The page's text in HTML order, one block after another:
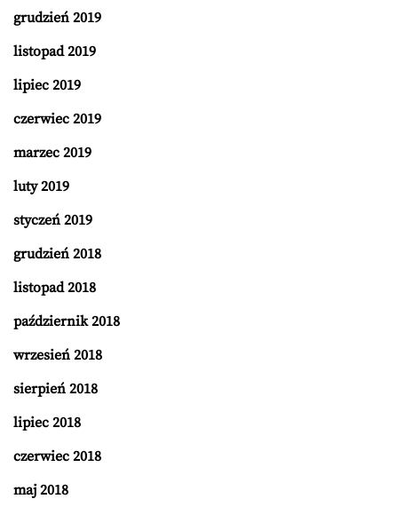
grudzień 2019
listopad 2019
lipiec 2019
czerwiec 2019
marzec 2019
luty 2019
styczeń 2019
grudzień 2018
listopad 2018
październik 2018
wrzesień 2018
sierpień 2018
lipiec 2018
czerwiec 2018
maj 2018